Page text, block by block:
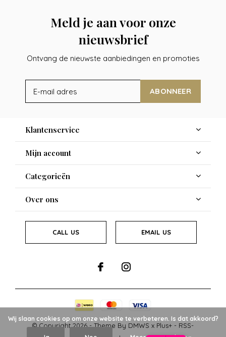
Meld je aan voor onze
nieuwsbrief
Ontvang de nieuwste aanbiedingen en promoties
ABONNEER
Klantenservice
Mijn account
Categorieën
Over ons
CALL US EMAIL US
© Copyright2026- Theme By DMWS x Plus+ - RSS-
Wij slaan cookies op om onze website te verbeteren. Is dat akkoord?